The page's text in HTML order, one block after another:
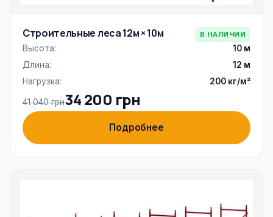
Строительные леса 12м × 10м В НАЛИЧИИ
Высота:
10 м
Длина:
12 м
Нагрузка:
200 кг/м²
41 040 грн34 200 грн
Подробнее